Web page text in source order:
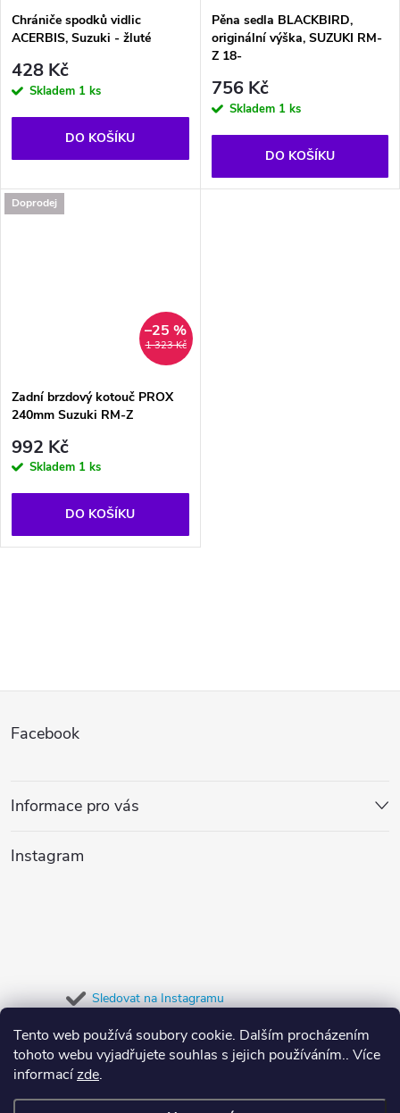
Tento web používá soubory cookie. Dalším procházením
tohoto webu vyjadřujete souhlas s jejich používáním.. Více
informacízde.
Chrániče spodků vidlic
ACERBIS, Suzuki - žluté
428 Kč
Skladem 1 ks
DO KOŠÍKU
Pěna sedla BLACKBIRD,
originální výška, SUZUKI RM-
Z 18-
756 Kč
Skladem 1 ks
DO KOŠÍKU
Doprodej
1 323 Kč
–25 %
Zadní brzdový kotouč PROX
240mm Suzuki RM-Z
992 Kč
Skladem 1 ks
DO KOŠÍKU
d
c
í
k
y
v
ý
p
a
Facebook
Informace pro vás
Instagram
Sledovat na Instagramu
Přijímáme online platby